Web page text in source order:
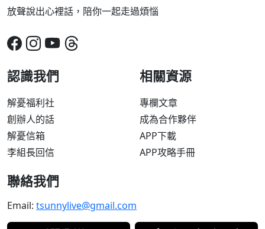
放聲說出心裡話，陪你一起走過煩惱
認識我們
解憂福利社
創辦人的話
解憂信箱
李組長回信
相關資源
專欄文章
成為合作夥伴
APP下載
APP攻略手冊
聯絡我們
Email: tsunnylive@gmail.com